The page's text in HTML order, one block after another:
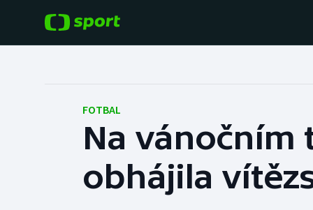
Hokej
Tenis
Baseball a softbal
Basketbal
FOTBAL
Na
obhájila